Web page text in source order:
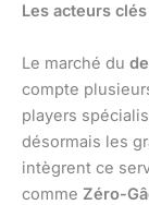
Les acteurs
Le marché du
compte
players
désormais les
intègrent ce
comme Zéro-